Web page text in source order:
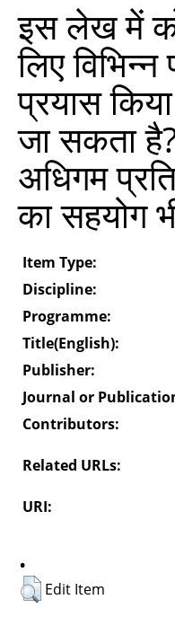
इस लेख में
लिए
प्रयास
जा सकता
अधिगम
का सहयोग
Item Type:
Discipline:
Programme:
Title(English):
Publisher:
Journal or
Contributors:
Related URLs:
URI:
.
Edit Item